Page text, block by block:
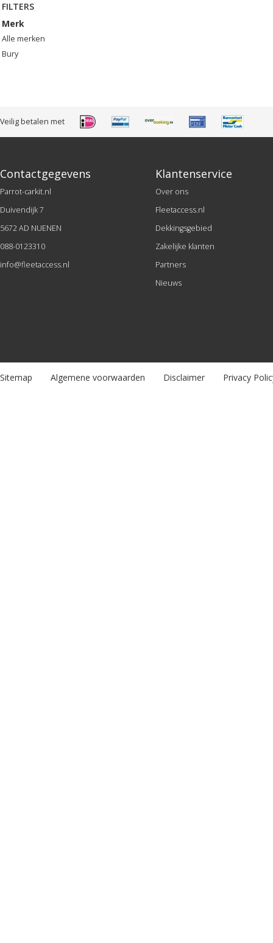
FILTERS
Merk
Alle merken
Bury
Veilig betalen met
Contactgegevens
Parrot-carkit.nl
Duivendijk 7
5672 AD NUENEN
088-0123310
info@fleetaccess.nl
Klantenservice
Over ons
Fleetaccess.nl
Dekkingsgebied
Zakelijke klanten
Partners
Nieuws
Sitemap Algemene voorwaarden Disclaimer Privacy